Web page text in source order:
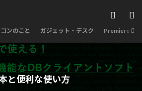
ンのこと ガジェット・デスク Premiere Pro
と便利な使い方